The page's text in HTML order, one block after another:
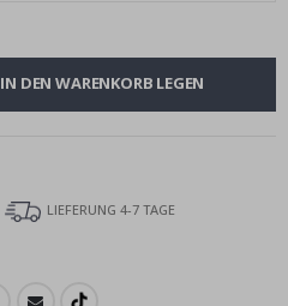
IN DEN WARENKORB LEGEN
LIEFERUNG 4-7 TAGE